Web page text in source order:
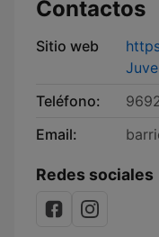
Contactos
Sitio web
Teléfono:
Email:
Redes sociales